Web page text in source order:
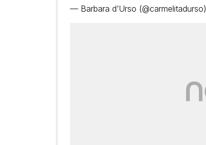
— Barbara d’Urso (@carmelitadurso)